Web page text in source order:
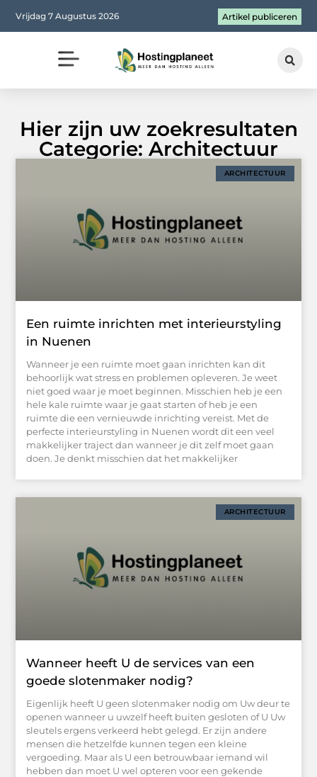
Vrijdag 7 Augustus 2026 Artikel publiceren
Hier zijn uw zoekresultaten
Categorie: Architectuur
ARCHITECTUUR
Een ruimte inrichten met interieurstyling
in Nuenen
Wanneer je een ruimte moet gaan inrichten kan dit
behoorlijk wat stress en problemen opleveren. Je weet
niet goed waar je moet beginnen. Misschien heb je een
hele kale ruimte waar je gaat starten of heb je een
ruimte die een vernieuwde inrichting vereist. Met de
perfecte interieurstyling in Nuenen wordt dit een veel
makkelijker traject dan wanneer je dit zelf moet gaan
doen. Je denkt misschien dat het makkelijker
ARCHITECTUUR
Wanneer heeft U de services van een
goede slotenmaker nodig?
Eigenlijk heeft U geen slotenmaker nodig om Uw deur te
openen wanneer u uwzelf heeft buiten gesloten of U Uw
sleutels ergens verkeerd hebt gelegd. Er zijn andere
mensen die hetzelfde kunnen tegen een kleine
vergoeding. Maar als U een betrouwbaar iemand wil
hebben dan moet U wel opteren voor een gekende